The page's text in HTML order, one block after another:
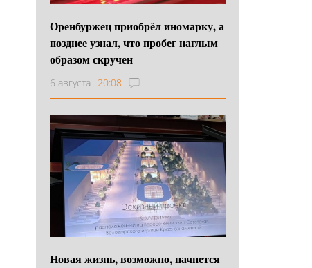
Оренбуржец приобрёл иномарку, а
позднее узнал, что пробег наглым
образом скручен
6 августа 20:08
Новая жизнь, возможно, начнется